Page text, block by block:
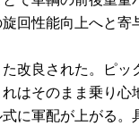
回性能向上へと寄
改良された。ピッ
はそのまま乗り
に軍配が上がる